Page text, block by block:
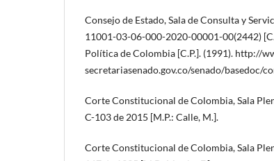
Consejo de Estado, Sala de Consulta y
11001-03-06-000-2020-00001-00(2442)
Política de Colombia [C.P.]. (1991). http://
secretariasenado.gov.co/senado/basedoc/
Corte Constitucional de Colombia, Sala
C-103 de 2015 [M.P.: Calle, M.].
Corte Constitucional de Colombia, Sala